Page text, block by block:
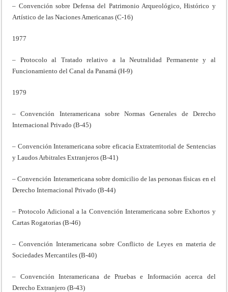
– Convención sobre Defensa del Patrimonio Arqueológico, Histórico y
Artístico de las Naciones Americanas (C-16)
1977
– Protocolo al Tratado relativo a la Neutralidad Permanente y al
Funcionamiento del Canal da Panamá (H-9)
1979
– Convención Interamericana sobre Normas Generales de Derecho
Internacional Privado (B-45)
– Convención Interamericana sobre eficacia Extraterritorial de Sentencias
y Laudos Arbitrales Extranjeros (B-41)
– Convención Interamericana sobre domicilio de las personas físicas en el
Derecho Internacional Privado (B-44)
– Protocolo Adicional a la Convención Interamericana sobre Exhortos y
Cartas Rogatorias (B-46)
– Convención Interamericana sobre Conflicto de Leyes en materia de
Sociedades Mercantiles (B-40)
– Convención Interamericana de Pruebas e Información acerca del
Derecho Extranjero (B-43)